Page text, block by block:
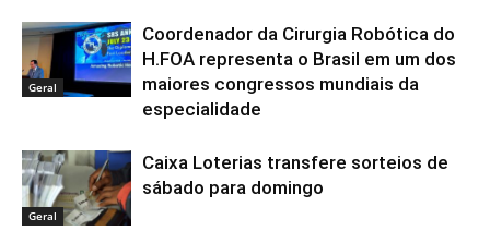
Geral
Coordenador da Cirurgia Robótica do
H.FOA representa o Brasil em um dos
maiores congressos mundiais da
especialidade
Geral
Caixa Loterias transfere sorteios de
sábado para domingo